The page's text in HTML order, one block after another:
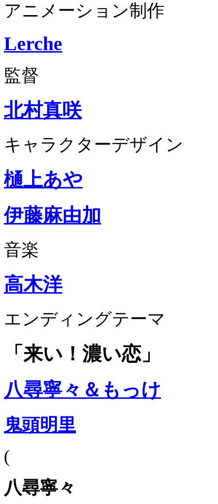
アニメーション制作
Lerche
監督
北村真咲
キャラクターデザイン
樋上あや
伊藤麻由加
音楽
高木洋
エンディングテーマ
「来い！濃い恋」
八尋寧々＆もっけ
鬼頭明里
(
八尋寧々